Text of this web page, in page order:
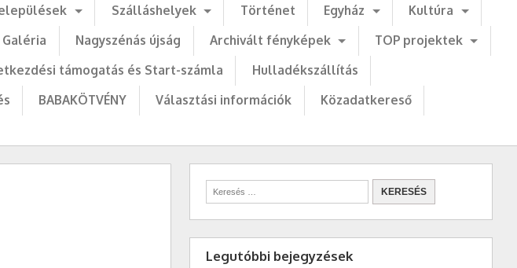
Szálláshelyek Történet Egyház
Kultúra
Galéria Nagyszénás újság Archivált fényképek
TOP projektek
támogatás és Start-számla
Hulladékszállítás
BABAKÖTVÉNY Választási információk
Közadatkereső
Legutóbbi bejegyzések